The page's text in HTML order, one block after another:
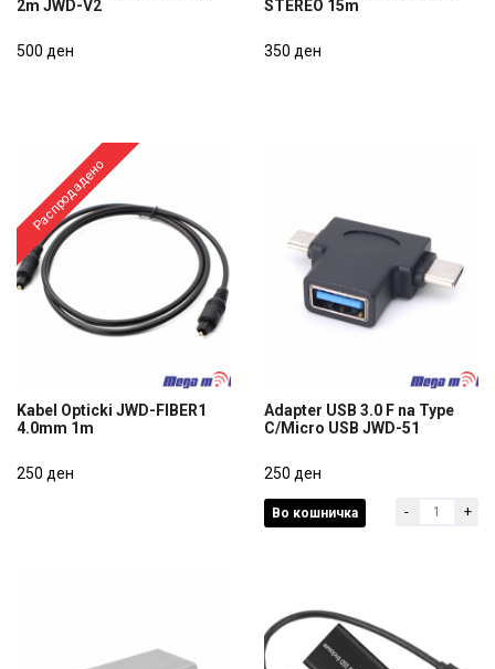
2m JWD-V2
2m JWD-V2
500 ден
STEREO 15m
STEREO 15m
350 ден
Распродадено
4.0mm 1m
Kabel Opticki JWD-FIBER1
4.0mm 1m
250 ден
C/Micro USB JWD-51
250 ден
Adapter USB 3.0 F na Type
C/Micro USB JWD-51
250 ден
Во кошничка - +